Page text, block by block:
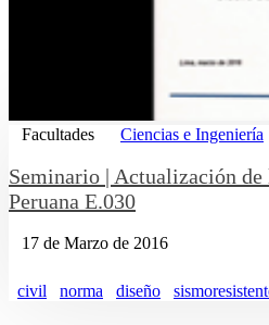
Facultades Ciencias e Ingeniería
Seminario | Actualización
Peruana E.030
17 de Marzo de 2016
civil norma diseño